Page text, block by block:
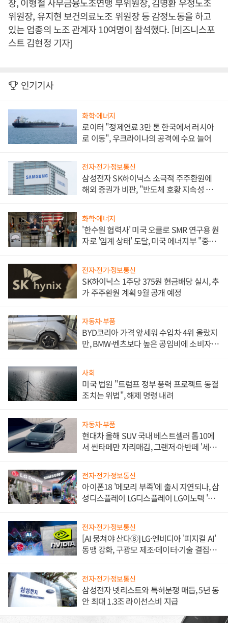
위원장, 유지현 보건의료노조 위원장 등 감정노동을 하고
있는 업종의 노조 관계자 10여명이 참석했다. [비즈니스포
스트 김현정 기자]
인기기사
화학·에너지
로이터 "정제연료 3만 톤 한국에서 러시아
로 이동", 우크라이나의 공격에 수요 늘어
전자·전기·정보통신
삼성전자 SK하이닉스 소극적 주주환원에
해외 증권가 비판, "반도체 호황 지속성 의
화학·에너지
'한수원 협력사' 미국 오클로 SMR 연구용 원
자로 '임계 상태' 도달, 미국 에너지부 "중요
전자·전기·정보통신
SK하이닉스 1주당 375원 현금배당 실시, 추
가 주주환원 계획 9월 공개 예정
자동차·부품
BYD코리아 가격 앞세워 수입차 4위 올랐지
만, BMW·벤츠보다 높은 공임비에 소비자
사회
미국 법원 "트럼프 정부 풍력 프로젝트 동결
조치는 위법", 해제 명령 내려
자동차·부품
현대차 올해 SUV 국내 베스트셀러 톱10에
서 싼타페만 자리매김, 그랜저·아반떼 '세단
전자·전기·정보통신
아이폰18 '메모리 부족'에 출시 지연되나, 삼
성디스플레이 LG디스플레이 LG이노텍 '탈
전자·전기·정보통신
[AI 뭉쳐야 산다⑧] LG·엔비디아 '피지컬 AI'
동맹 강화, 구광모 제조·데이터·기술 결집
전자·전기·정보통신
삼성전자 넷리스트와 특허분쟁 매듭, 5년 동
안 최대 1.3조 라이선스비 지급